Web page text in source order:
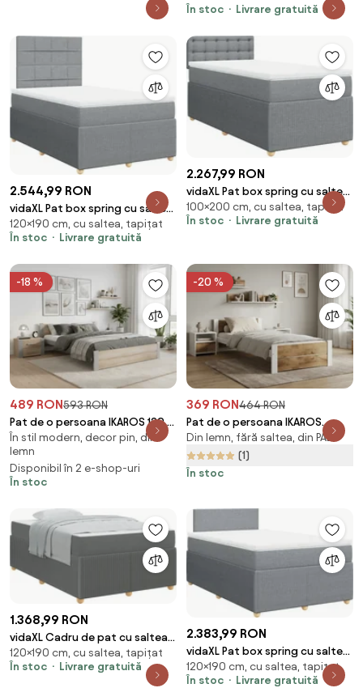
În stoc
Livrare gratuită
2.544,99 RON
vidaXL Pat box spring cu saltea,
gri deschis, 120x190 cm, textil
120×190 cm, cu saltea, tapițat
În stoc
Livrare gratuită
2.267,99 RON
vidaXL Pat box spring cu saltea,
gri deschis, 100x200 cm, textil
100×200 cm, cu saltea, tapițat
În stoc
Livrare gratuită
-18 %
489 RON593 RON
Pat de o persoana IKAROS 120 x
200 cm, stejar sonoma/gri
Saltele: Fara saltea, Somiera
pat: Cu lamele drepte
În stil modern, decor pin, din
lemn
Disponibil în 2 e-shop-uri
În stoc
-20 %
369 RON464 RON
Pat de o persoana IKAROS
DOUBLE 90 x 200 cm, stejar
artisan/alb Saltele: Fara saltea,
Somiera pat: Cu lamele drepte
Din lemn, fără saltea, din PAL
(1)
În stoc
1.368,99 RON
vidaXL Cadru de pat cu saltea
Gri închis 120 x 190 cm țesătură
120×190 cm, cu saltea, tapițat
În stoc
Livrare gratuită
2.383,99 RON
vidaXL Pat box spring cu saltea,
gri deschis, 120x190 cm, textil
120×190 cm, cu saltea, tapițat
În stoc
Livrare gratuită